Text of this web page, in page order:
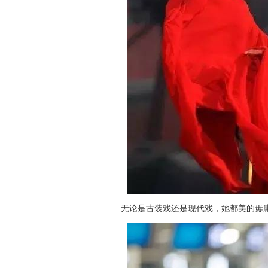
无论是古装戏还是现代戏，她都美的毋